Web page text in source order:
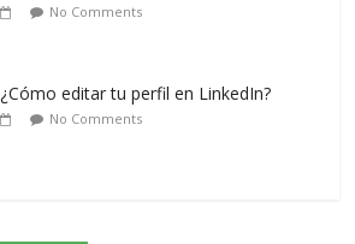
No Comments
¿Cómo editar tu perfil en LinkedIn?
No Comments